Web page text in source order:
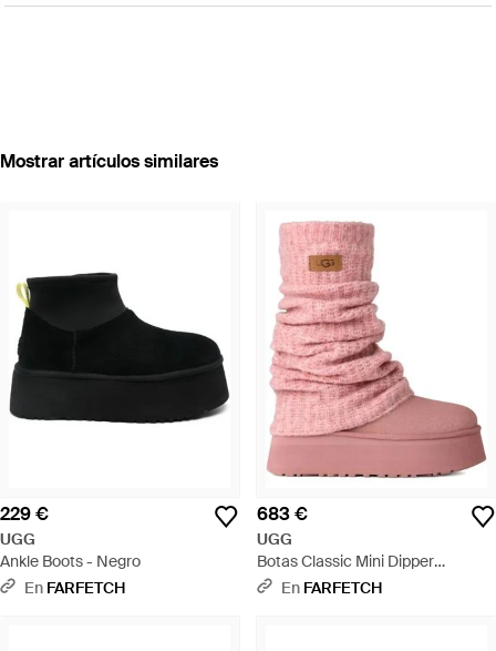
Mostrar artículos similares
229 €
UGG
Ankle Boots - Negro
En FARFETCH
683 €
UGG
Botas Classic Mini Dipper
Legwarm - Rosa
En FARFETCH